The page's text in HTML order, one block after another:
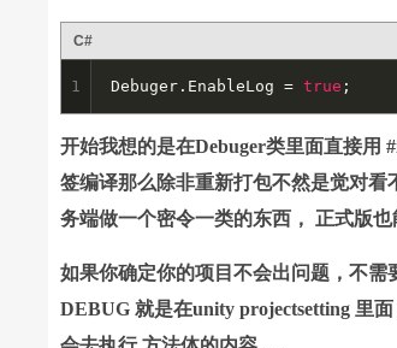
C#
1 Debuger.EnableLog = true ;
开始我想的是在Debuger类里面直接用
签编译那么除非重新打包不然是觉对看
务端做一个密令一类的东西， 正式版也
如果你确定你的项目不会出问题，不
DEBUG 就是在unity projectsetting 里